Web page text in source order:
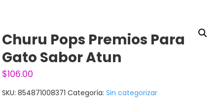
Churu Pops Premios Para
Gato Sabor Atun
$106.00
SKU:854871008371 Categoría:Sin categorizar